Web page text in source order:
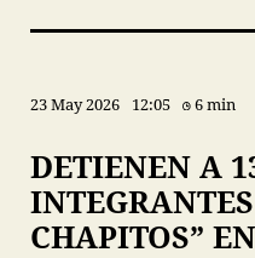
23 May 2026 12:05 6 min
DETIENEN A
CHAPITOS”